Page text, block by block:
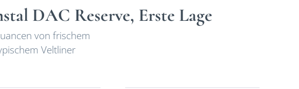
DAC Reserve, Erste Lage
von frischem
Veltliner